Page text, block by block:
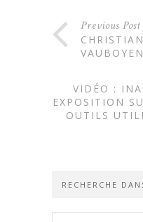
Previous Post
VIDÉO :
L’EXPOSITION
OUTILS
RECHERCHE